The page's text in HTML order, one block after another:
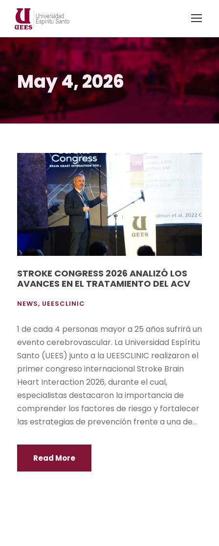
May 4, 2026
STROKE CONGRESS 2026 ANALIZÓ LOS
AVANCES EN EL TRATAMIENTO DEL ACV
NEWS, UEESCLINIC
1 de cada 4 personas mayor a 25 años sufrirá un
evento cerebrovascular. La Universidad Espíritu
Santo (UEES) junto a la UEESCLINIC realizaron el
primer congreso internacional Stroke Brain
Heart Interaction 2026, durante el cual,
especialistas destacaron la importancia de
comprender los factores de riesgo y fortalecer
las estrategias de prevención frente a una de...
Read More